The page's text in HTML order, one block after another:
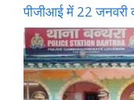
पीजीआई में 22 जनवरी